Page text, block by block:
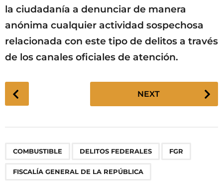
la ciudadanía a denunciar de manera
anónima cualquier actividad sospechosa
relacionada con este tipo de delitos a través
de los canales oficiales de atención.
P
o
NEXT
COMBUSTIBLE DELITOS FEDERALES FGR
FISCALÍA GENERAL DE LA REPÚBLICA